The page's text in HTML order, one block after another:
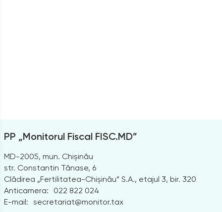
PP „Monitorul Fiscal FISC.MD”
MD-2005, mun. Chișinău
str. Constantin Tănase, 6
Clădirea „Fertilitatea-Chișinău” S.A., etajul 3, bir. 320
Anticamera:
022 822 024
E-mail: secretariat@monitor.tax